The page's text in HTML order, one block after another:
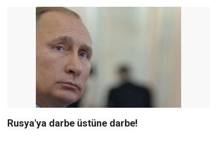
Rusya'ya darbe üstüne darbe!